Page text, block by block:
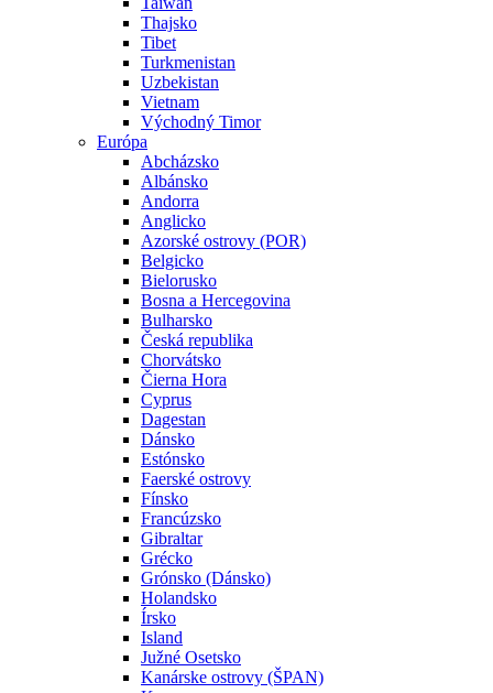
Thajsko
Tibet
Turkmenistan
Uzbekistan
Vietnam
Východný Timor
Európa
Abcházsko
Albánsko
Andorra
Anglicko
Azorské ostrovy (POR)
Belgicko
Bielorusko
Bosna a Hercegovina
Bulharsko
Česká republika
Chorvátsko
Čierna Hora
Cyprus
Dagestan
Dánsko
Estónsko
Faerské ostrovy
Fínsko
Francúzsko
Gibraltar
Grécko
Grónsko (Dánsko)
Holandsko
Írsko
Island
Južné Osetsko
Kanárske ostrovy (ŠPAN)